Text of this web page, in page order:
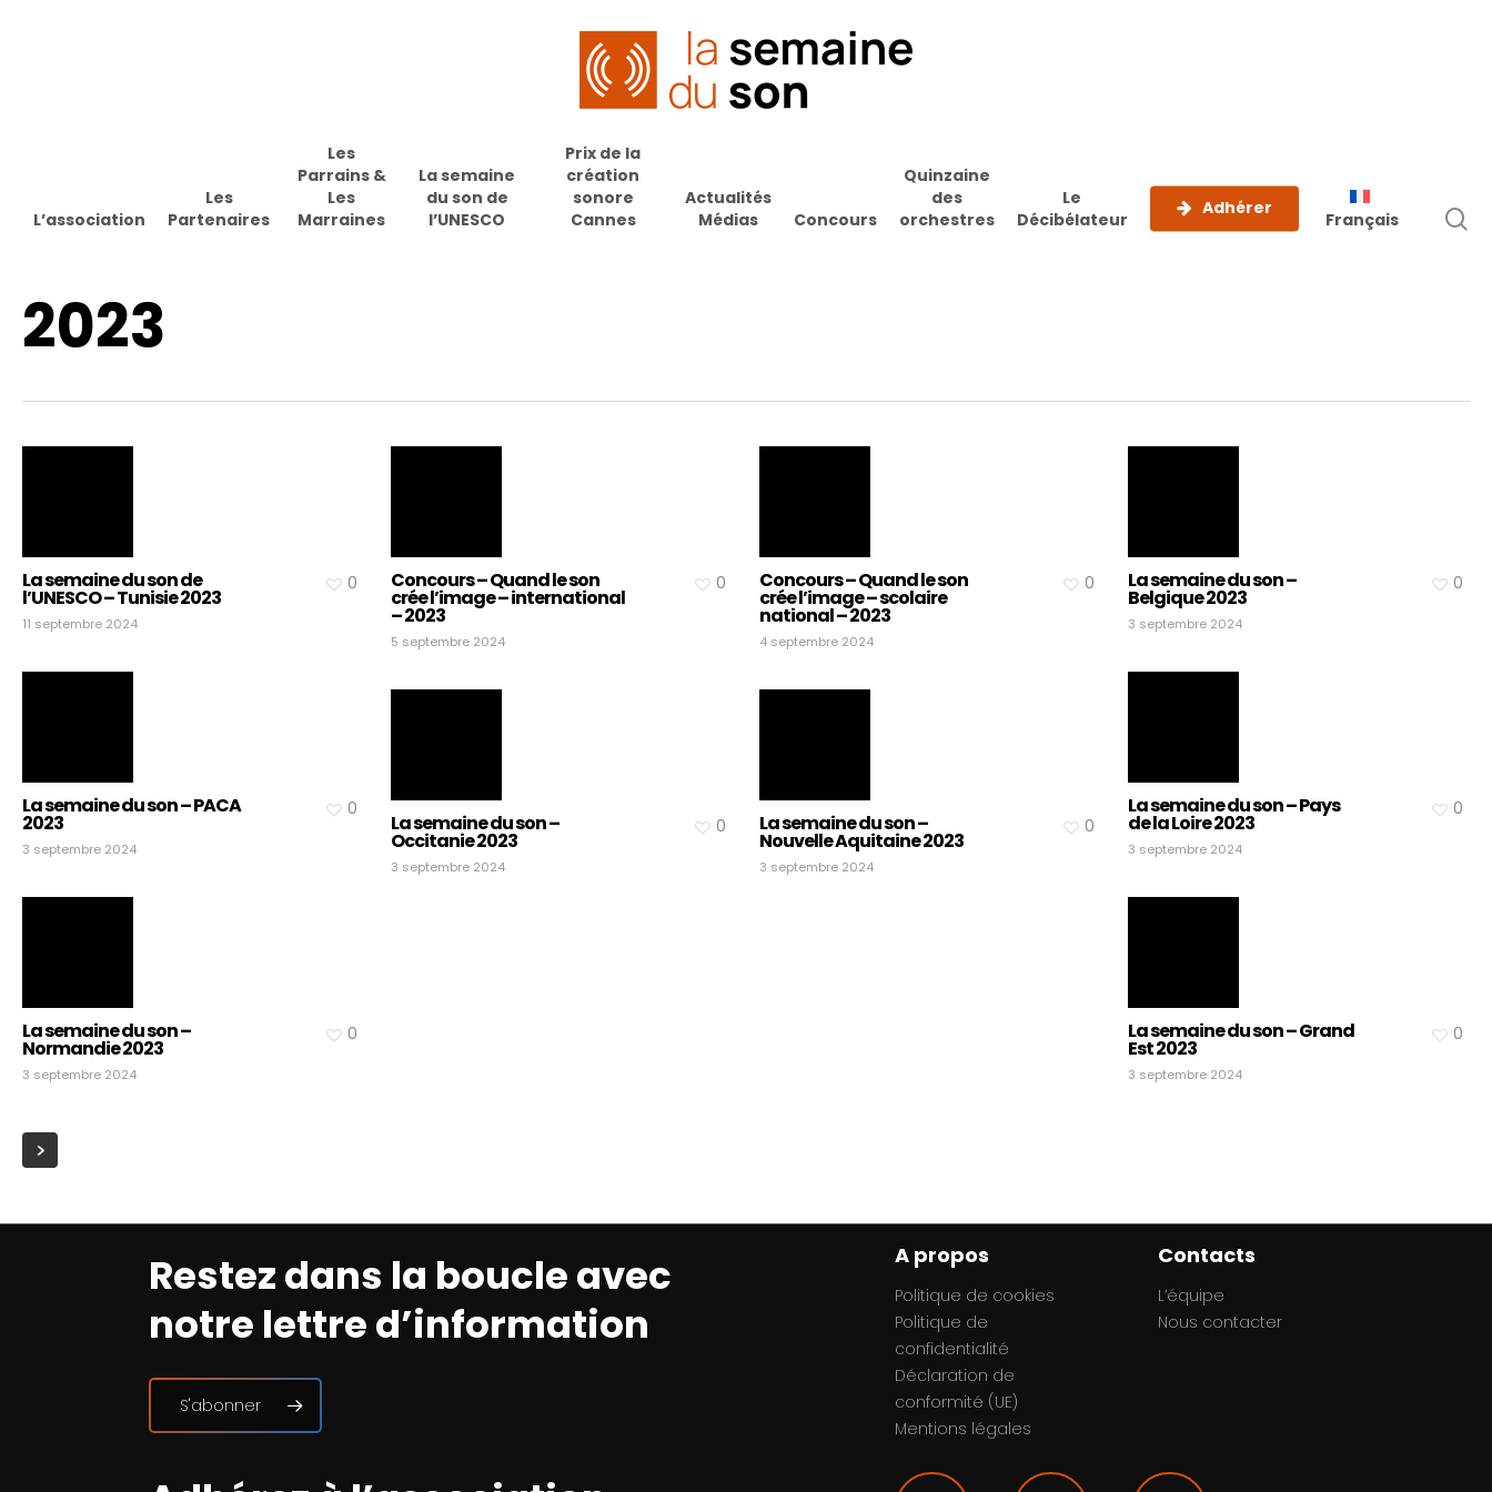
L’association
Les
Partenaires
Les
Parrains &
Les
Marraines
La semaine
du son de
l’UNESCO
Prix de la
création
sonore
Cannes
Actualités
Médias
Concours
Quinzaine
des
orchestres
Le
Décibélateur
Adhérer
Français
2023
La semaine du son de
l’UNESCO – Tunisie 2023
11 septembre 2024
0 Concours – Quand le son
crée l’image – international
– 2023
5 septembre 2024
0 Concours – Quand le son
crée l’image – scolaire
national – 2023
4 septembre 2024
0 La semaine du son –
Belgique 2023
3 septembre 2024
0
La semaine du son – PACA
2023
3 septembre 2024
0 La semaine du son – Pays
de la Loire 2023
3 septembre 2024
0
La semaine du son –
Occitanie 2023
3 septembre 2024
0 La semaine du son –
Nouvelle Aquitaine 2023
3 septembre 2024
0
La semaine du son –
Normandie 2023
3 septembre 2024
0 La semaine du son – Grand
Est 2023
3 septembre 2024
0
Restez dans la boucle avec
notre lettre d’information
S'abonner
A propos
Politique de cookies
Politique de
confidentialité
Déclaration de
conformité (UE)
Mentions légales
Contacts
L’équipe
Nous contacter